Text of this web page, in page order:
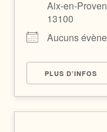
Aix-en-
13100
Aucuns
PLUS D’INFOS